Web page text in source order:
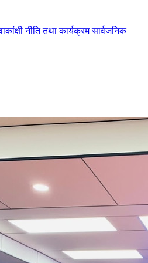
नीति तथा कार्यक्रम सार्वजनिक